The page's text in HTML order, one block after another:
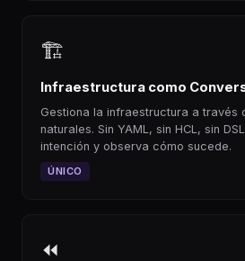
🏗
Infraestructura como
Gestiona la infraestructura a través
naturales. Sin YAML, sin HCL, sin
intención y observa cómo sucede.
ÚNICO
⏪